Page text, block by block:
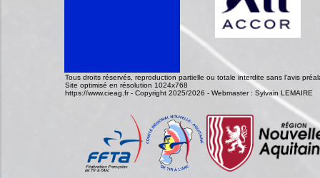
Tous droits réservés, reproduction partielle ou totale interdite sans l'avis
Site optimisé en résolution 1024x768
https://www.cieag.fr - Copyright 2025/2026 - Webmaster : Sylvain LEMAIRE